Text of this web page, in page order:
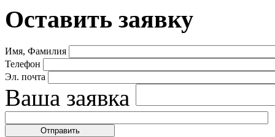
Оставить заявку
Имя, Фамилия
Телефон
Эл. почта
Ваша заявка